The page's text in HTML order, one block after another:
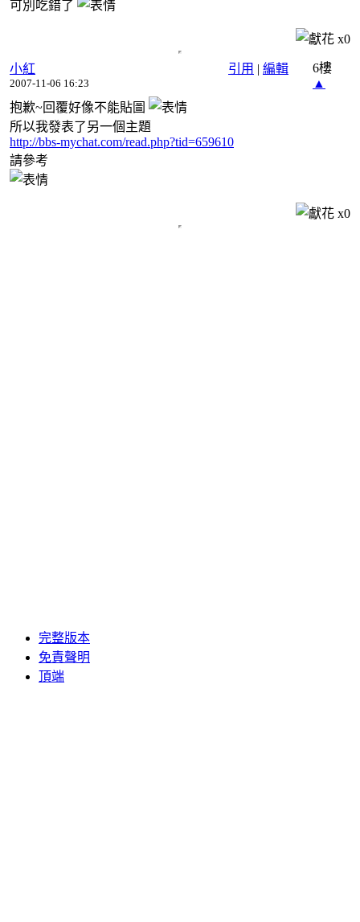
可別吃錯了
x0
引用 | 編輯
小紅
2007-11-06 16:23
6樓
▲
抱歉~回覆好像不能貼圖
所以我發表了另一個主題
http://bbs-mychat.com/read.php?tid=659610
請參考
x0
完整版本
免責聲明
頂端